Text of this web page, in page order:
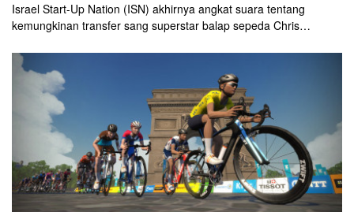
Israel Start-Up Nation (ISN) akhirnya angkat suara tentang
kemungkinan transfer sang superstar balap sepeda Chris
namun mereka mengakui sedang melakukan pembicaraan
dengan sejumlah pembalap terbaik di dunia.